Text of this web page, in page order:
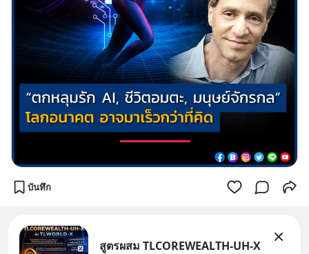
บันทึก
สูตรผสม TLCOREWEALTH-UH-X